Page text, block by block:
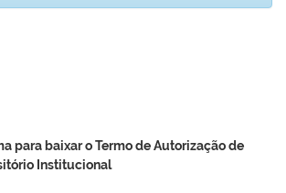
para baixar o Termo de Autorização de
Institucional